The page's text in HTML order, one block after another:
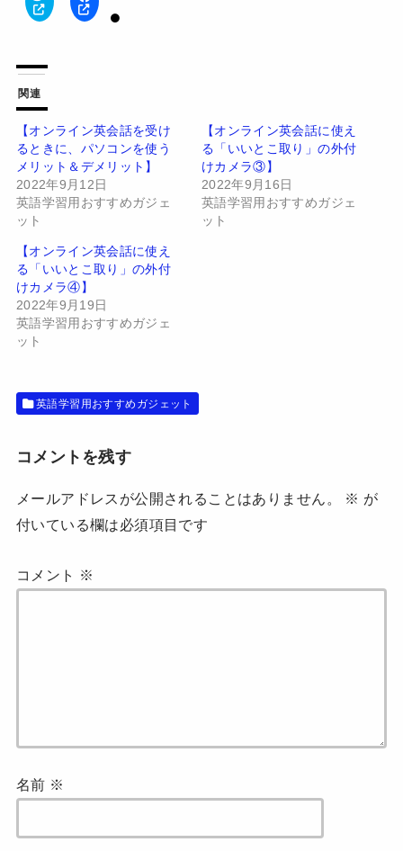
ク
リ
て
T
w
i
t
t
e
r
で
共
有
(
新
し
い
ウ
ィ
ン
ウ
で
開
き
ま
す
F
a
有
す
る
に
は
ク
リ
ッ
て
く
だ
さ
い
(
新
し
ウ
で
開
す
関連
【オンライン英会話を受け
るときに、パソコンを使う
メリット＆デメリット】
2022年9月12日
英語学習用おすすめガジェ
ット
【オンライン英会話に使え
る「いいとこ取り」の外付
けカメラ③】
2022年9月16日
英語学習用おすすめガジェ
ット
【オンライン英会話に使え
る「いいとこ取り」の外付
けカメラ④】
2022年9月19日
英語学習用おすすめガジェ
ット
英語学習用おすすめガジェット
コメントを残す
メールアドレスが公開されることはありません。 ※ が
付いている欄は必須項目です
コメント ※
名前 ※